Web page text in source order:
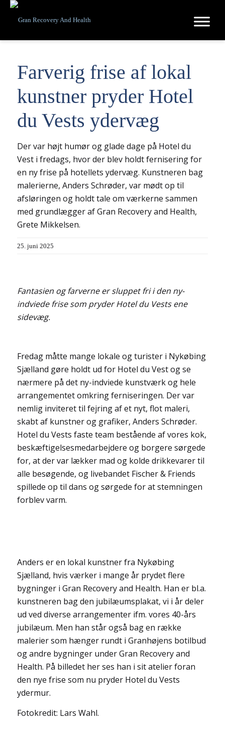
Farverig frise af lokal
kunstner pryder Hotel
du Vests ydervæg
Der var højt humør og glade dage på Hotel du
Vest i fredags, hvor der blev holdt fernisering for
en ny frise på hotellets ydervæg. Kunstneren bag
malerierne, Anders Schrøder, var mødt op til
afsløringen og holdt tale om værkerne sammen
med grundlægger af Gran Recovery and Health,
Grete Mikkelsen.
25. juni 2025
Fantasien og farverne er sluppet fri i den ny-
indviede frise som pryder Hotel du Vests ene
sidevæg.
Fredag måtte mange lokale og turister i Nykøbing
Sjælland gøre holdt ud for Hotel du Vest og se
nærmere på det ny-indviede kunstværk og hele
arrangementet omkring ferniseringen. Der var
nemlig inviteret til fejring af et nyt, flot maleri,
skabt af kunstner og grafiker, Anders Schrøder.
Hotel du Vests faste team bestående af vores kok,
beskæftigelsesmedarbejdere og borgere sørgede
for, at der var lækker mad og kolde drikkevarer til
alle besøgende, og livebandet Fischer & Friends
spillede op til dans og sørgede for at stemningen
forblev varm.
Anders er en lokal kunstner fra Nykøbing
Sjælland, hvis værker i mange år prydet flere
bygninger i Gran Recovery and Health. Han er bl.a.
kunstneren bag den jubilæumsplakat, vi i år deler
ud ved diverse arrangementer ifm. vores 40-års
jubilæum. Men han står også bag en række
malerier som hænger rundt i Granhøjens botilbud
og andre bygninger under Gran Recovery and
Health. På billedet her ses han i sit atelier foran
den nye frise som nu pryder Hotel du Vests
ydermur.
Fotokredit: Lars Wahl.